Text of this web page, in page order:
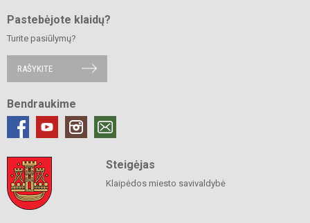
Pastebėjote klaidų?
Turite pasiūlymų?
RAŠYKITE
Bendraukime
Steigėjas
Klaipėdos miesto savivaldybė